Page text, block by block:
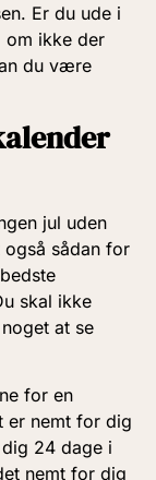
Er du ude i
om ikke der
du være
jul uden
sådan for
skal ikke
at se
for en
er nemt for dig
24 dage i
nemt for dig